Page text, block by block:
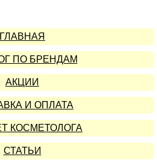
ГЛАВНАЯ
ПО БРЕНДАМ
АКЦИИ
И ОПЛАТА
КОСМЕТОЛОГА
СТАТЬИ